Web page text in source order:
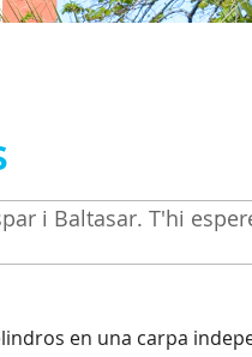
i Baltasar. T'hi
en una carpa